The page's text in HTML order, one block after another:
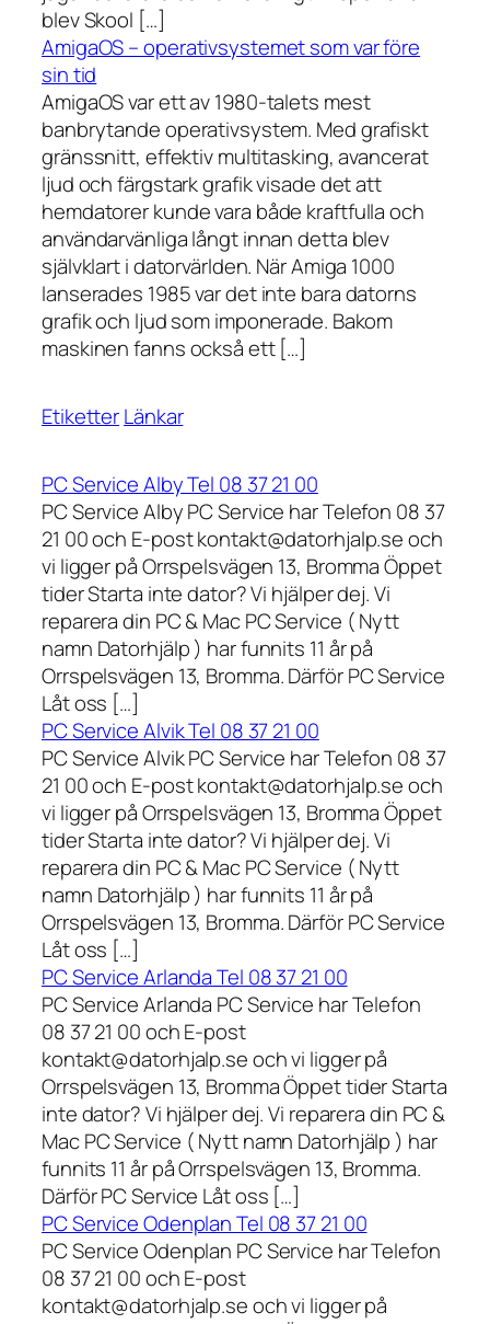
blev Skool […]
AmigaOS – operativsystemet som var före
sin tid
AmigaOS var ett av 1980-talets mest
banbrytande operativsystem. Med grafiskt
gränssnitt, effektiv multitasking, avancerat
ljud och färgstark grafik visade det att
hemdatorer kunde vara både kraftfulla och
användarvänliga långt innan detta blev
självklart i datorvärlden. När Amiga 1000
lanserades 1985 var det inte bara datorns
grafik och ljud som imponerade. Bakom
maskinen fanns också ett […]
EtiketterLänkar
PC Service Alby Tel 08 37 21 00
PC Service Alby PC Service har Telefon 08 37
21 00 och E-post kontakt@datorhjalp.se och
vi ligger på Orrspelsvägen 13, Bromma Öppet
tider Starta inte dator? Vi hjälper dej. Vi
reparera din PC & Mac PC Service ( Nytt
namn Datorhjälp ) har funnits 11 år på
Orrspelsvägen 13, Bromma. Därför PC Service
Låt oss […]
PC Service Alvik Tel 08 37 21 00
PC Service Alvik PC Service har Telefon 08 37
21 00 och E-post kontakt@datorhjalp.se och
vi ligger på Orrspelsvägen 13, Bromma Öppet
tider Starta inte dator? Vi hjälper dej. Vi
reparera din PC & Mac PC Service ( Nytt
namn Datorhjälp ) har funnits 11 år på
Orrspelsvägen 13, Bromma. Därför PC Service
Låt oss […]
PC Service Arlanda Tel 08 37 21 00
PC Service Arlanda PC Service har Telefon
08 37 21 00 och E-post
kontakt@datorhjalp.se och vi ligger på
Orrspelsvägen 13, Bromma Öppet tider Starta
inte dator? Vi hjälper dej. Vi reparera din PC &
Mac PC Service ( Nytt namn Datorhjälp ) har
funnits 11 år på Orrspelsvägen 13, Bromma.
Därför PC Service Låt oss […]
PC Service Odenplan Tel 08 37 21 00
PC Service Odenplan PC Service har Telefon
08 37 21 00 och E-post
kontakt@datorhjalp.se och vi ligger på